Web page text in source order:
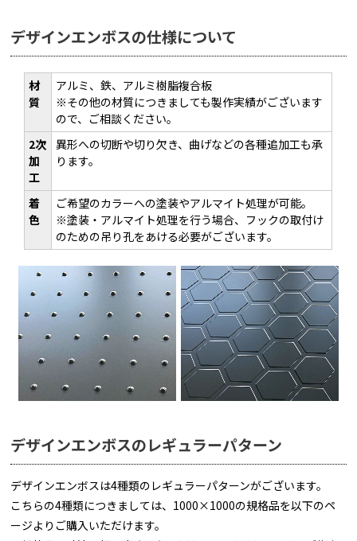
デザインエンボスの仕様について
材
質
アルミ、鉄、アルミ樹脂複合板
※その他の材質につきましても製作実績がございます
ので、ご相談ください。
2次
加
工
異形への切断や切り欠き、曲げなどの各種追加工も承
ります。
着
色
ご希望のカラーへの塗装やアルマイト処理が可能。
※塗装・アルマイト処理を行う場合、フックの取付け
のための吊り孔をあける必要がございます。
デザインエンボスのレギュラーパターン
デザインエンボスは4種類のレギュラーパターンがございます。
こちらの4種類につきましては、1000×1000の規格品を以下のペ
ージよりご購入いただけます。